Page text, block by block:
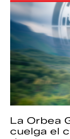
La Orbea
cuelga el